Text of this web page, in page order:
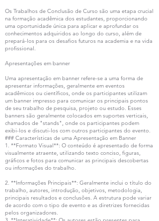
Os Trabalhos de Conclusão de Curso são uma etapa crucial
na formação acadêmica dos estudantes, proporcionando
uma oportunidade única para aplicar e aprofundar os
conhecimentos adquiridos ao longo do curso, além de
prepará-los para os desafios futuros na academia e na vida
profissional.
Apresentações em banner
Uma apresentação em banner refere-se a uma forma de
apresentar informações, geralmente em eventos
acadêmicos ou científicos, onde os participantes utilizam
um banner impresso para comunicar os principais pontos
de seu trabalho de pesquisa, projeto ou estudo. Esses
banners são geralmente colocados em suportes verticais,
chamados de "stands", onde os participantes podem
exibi-los e discuti-los com outros participantes do evento.
### Características de uma Apresentação em Banner
1. **Formato Visual**: O conteúdo é apresentado de forma
visualmente atraente, utilizando texto conciso, figuras,
gráficos e fotos para comunicar as principais descobertas
ou informações do trabalho.
2. **Informações Principais**: Geralmente inclui o título do
trabalho, autores, introdução, objetivos, metodologia,
principais resultados e conclusões. A estrutura pode variar
de acordo com o tipo de evento e as diretrizes fornecidas
pelos organizadores.